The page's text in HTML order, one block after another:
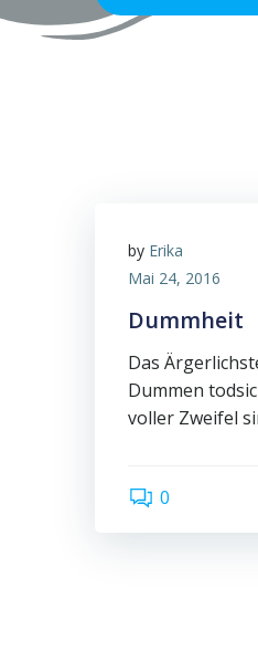
by Erika
Mai 24, 2016
Dummheit
Das
Dummen
voller Zweifel
0